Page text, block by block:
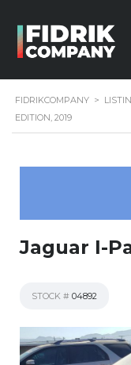
FIDRIKCOMPANY >
EDITION, 2019
Jaguar I-
STOCK # 04892